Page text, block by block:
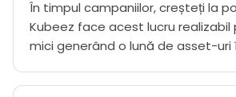
În timpul campaniilor, creșteți la
Kubeez face acest lucru realizabil
mici generând o lună de asset-uri